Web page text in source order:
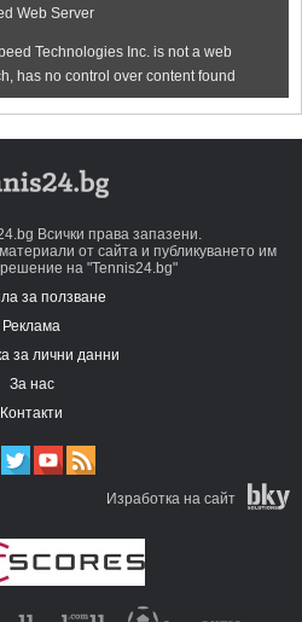
Всички права запазени.
от сайта и публикуването им
на "Tennis24.bg"
за ползване
Реклама
за лични данни
За нас
Контакти
Изработка на сайт